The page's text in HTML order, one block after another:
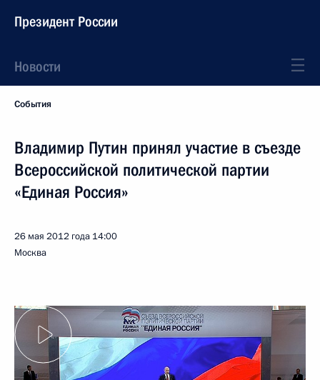
Президент России
Новости
События
Владимир Путин принял участие в съезде
Всероссийской политической партии
«Единая Россия»
26 мая 2012 года 14:00
Москва